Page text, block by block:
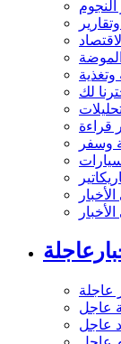
النجوم
لك
قراءة
وسفر
عاجلة
عاجل
عاجل